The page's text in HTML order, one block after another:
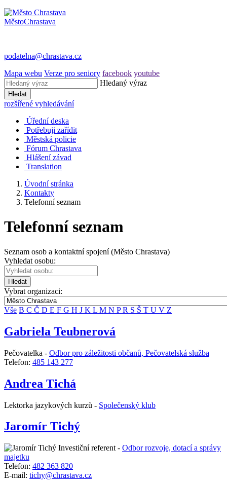
MěstoChrastava
podatelna@chrastava.cz
Mapa webu Verze pro seniory facebook youtube
Hledaný výraz
Hledat
rozšířené vyhledávání
Úřední deska
Potřebuji zařídit
Městská policie
Fórum Chrastava
Hlášení závad
Translation
Úvodní stránka
Kontakty
Telefonní seznam
Telefonní seznam
Seznam osob a kontaktní spojení (Město Chrastava)
Vyhledat osobu:
Hledat
Vybrat organizaci:
Vše B C Č D E F G H J K L M N PR S Š T U V Z
Gabriela Teubnerová
Pečovatelka - Odbor pro záležitosti občanů, Pečovatelská služba
Telefon: 485 143 277
Andrea Tichá
Lektorka jazykových kurzů - Společenský klub
Jaromír Tichý
Investiční referent - Odbor rozvoje, dotací a správy
majetku
Telefon: 482 363 820
E-mail: tichy@chrastava.cz